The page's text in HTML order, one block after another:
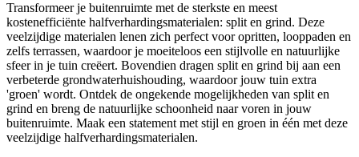
Transformeer je buitenruimte met de sterkste en meest
kostenefficiënte halfverhardingsmaterialen: split en grind. Deze
veelzijdige materialen lenen zich perfect voor opritten, looppaden en
zelfs terrassen, waardoor je moeiteloos een stijlvolle en natuurlijke
sfeer in je tuin creëert. Bovendien dragen split en grind bij aan een
verbeterde grondwaterhuishouding, waardoor jouw tuin extra
'groen' wordt. Ontdek de ongekende mogelijkheden van split en
grind en breng de natuurlijke schoonheid naar voren in jouw
buitenruimte. Maak een statement met stijl en groen in één met deze
veelzijdige halfverhardingsmaterialen.